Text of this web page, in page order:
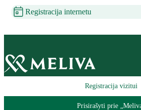
Registracija internetu
Registracija vizitui
Prisirašyti prie